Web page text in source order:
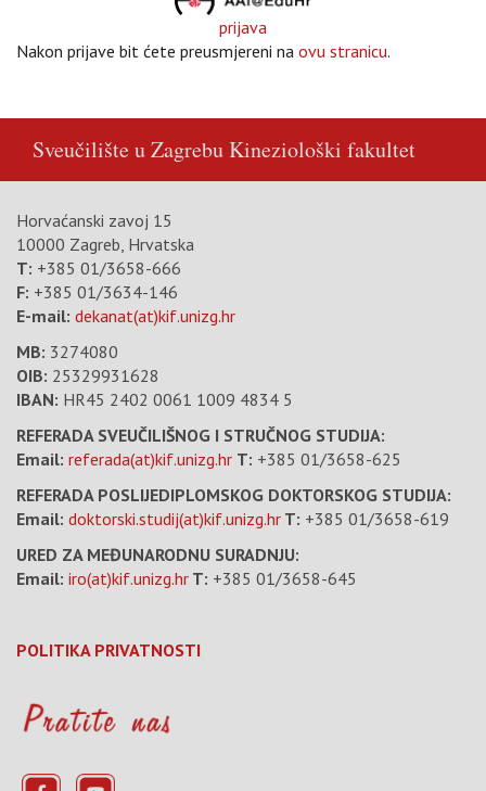
prijava
Nakon prijave bit ćete preusmjereni na ovu stranicu.
Sveučilište u ZagrebuKineziološki fakultet
Horvaćanski zavoj 15
10000 Zagreb, Hrvatska
T: +385 01/3658-666
F: +385 01/3634-146
E-mail: dekanat(at)kif.unizg.hr
MB: 3274080
OIB: 25329931628
IBAN: HR45 2402 0061 1009 4834 5
REFERADA SVEUČILIŠNOG I STRUČNOG STUDIJA:
Email: referada(at)kif.unizg.hr T: +385 01/3658-625
REFERADA POSLIJEDIPLOMSKOG DOKTORSKOG STUDIJA:
Email: doktorski.studij(at)kif.unizg.hr T: +385 01/3658-619
URED ZA MEĐUNARODNU SURADNJU:
Email: iro(at)kif.unizg.hr T: +385 01/3658-645
POLITIKA PRIVATNOSTI